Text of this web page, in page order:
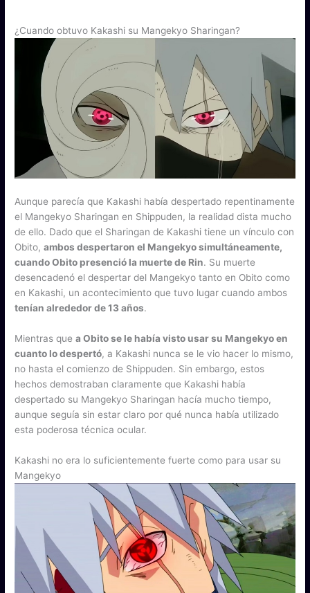
¿Cuando obtuvo Kakashi su Mangekyo Sharingan?
Aunque parecía que Kakashi había despertado repentinamente
el Mangekyo Sharingan en Shippuden, la realidad dista mucho
de ello. Dado que el Sharingan de Kakashi tiene un vínculo con
Obito,ambos despertaron el Mangekyo simultáneamente,
cuando Obito presenció la muerte de Rin. Su muerte
desencadenó el despertar del Mangekyo tanto en Obito como
en Kakashi, un acontecimiento que tuvo lugar cuando ambos
tenían alrededor de 13 años.
Mientras quea Obito se le había visto usar su Mangekyo en
cuanto lo despertó, a Kakashi nunca se le vio hacer lo mismo,
no hasta el comienzo de Shippuden. Sin embargo, estos
hechos demostraban claramente que Kakashi había
despertado su Mangekyo Sharingan hacía mucho tiempo,
aunque seguía sin estar claro por qué nunca había utilizado
esta poderosa técnica ocular.
Kakashi no era lo suficientemente fuerte como para usar su
Mangekyo